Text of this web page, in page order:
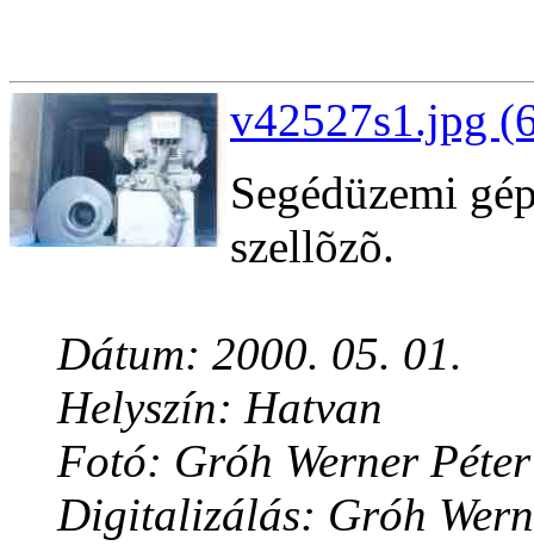
v42527s1.jpg
Segédüzemi
szellõzõ.
Dátum: 2000. 05. 01.
Helyszín: Hatvan
Fotó: Gróh Werner Péter
Digitalizálás: Gróh